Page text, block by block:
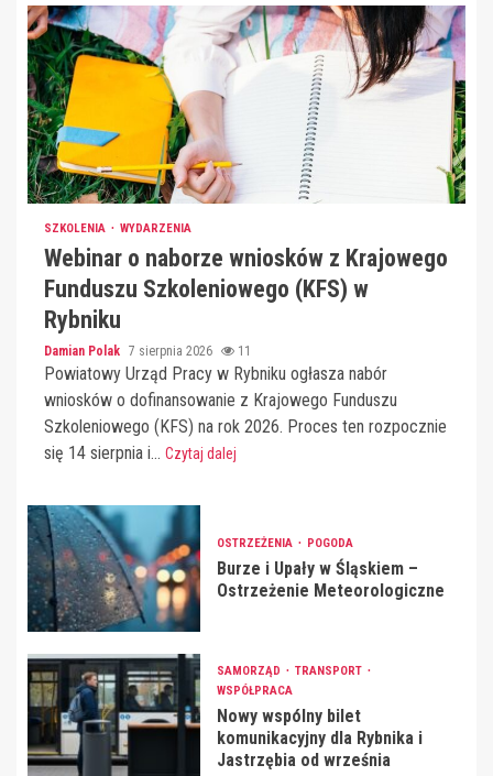
SZKOLENIA WYDARZENIA
Webinar o naborze wniosków z Krajowego
Funduszu Szkoleniowego (KFS) w
Rybniku
Damian Polak 7 sierpnia 2026 11
Powiatowy Urząd Pracy w Rybniku ogłasza nabór
wniosków o dofinansowanie z Krajowego Funduszu
Szkoleniowego (KFS) na rok 2026. Proces ten rozpocznie
się 14 sierpnia i... Czytaj dalej
OSTRZEŻENIA POGODA
Burze i Upały w Śląskiem –
Ostrzeżenie Meteorologiczne
SAMORZĄD
TRANSPORT
WSPÓŁPRACA
Nowy wspólny bilet
komunikacyjny dla Rybnika i
Jastrzębia od września